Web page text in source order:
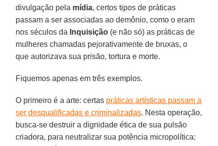
divulgação pela mídia, certos tipos de práticas
passam a ser associadas ao demônio, como o eram
nos séculos da Inquisição (e não só) as práticas de
mulheres chamadas pejorativamente de bruxas, o
que autorizava sua prisão, tortura e morte.
Fiquemos apenas em três exemplos.
O primeiro é a arte: certas práticas artísticas passam a
ser desqualificadas e criminalizadas. Nesta operação,
busca-se destruir a dignidade ética de sua pulsão
criadora, para neutralizar sua potência micropolítica: